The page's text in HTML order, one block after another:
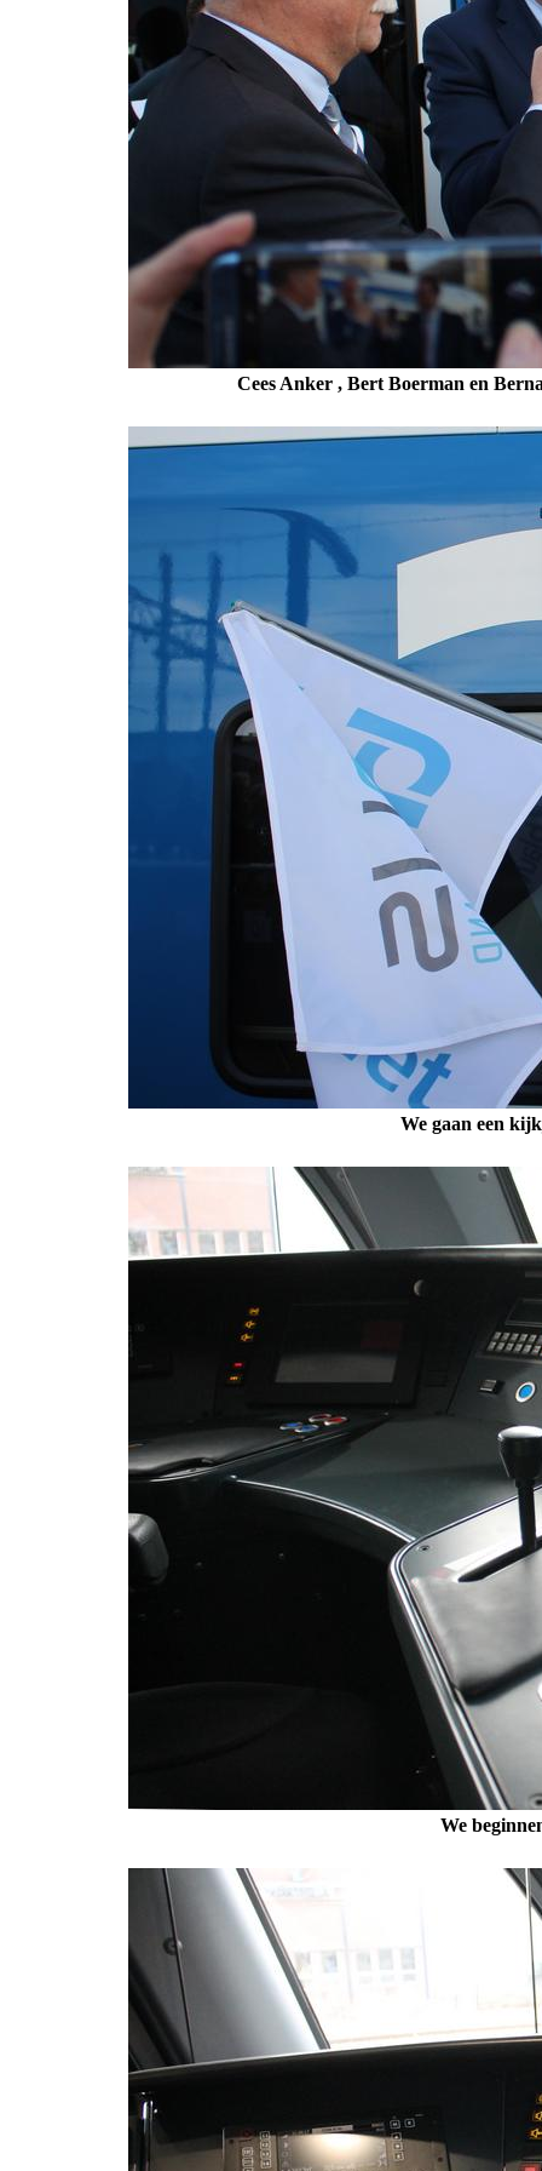
Cees Anker , Bert Boerman en
We gaan een
We